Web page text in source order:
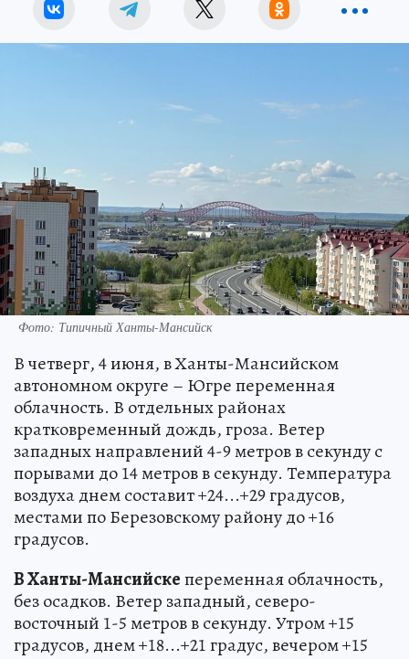
Фото: Типичный Ханты-Мансийск
В четверг, 4 июня, в Ханты-Мансийском
автономном округе – Югре переменная
облачность. В отдельных районах
кратковременный дождь, гроза. Ветер
западных направлений 4-9 метров в секунду с
порывами до 14 метров в секунду. Температура
воздуха днем составит +24...+29 градусов,
местами по Березовскому району до +16
градусов.
В Ханты-Мансийскепеременная облачность,
без осадков. Ветер западный, северо-
восточный 1-5 метров в секунду. Утром +15
градусов, днем +18...+21 градус, вечером +15